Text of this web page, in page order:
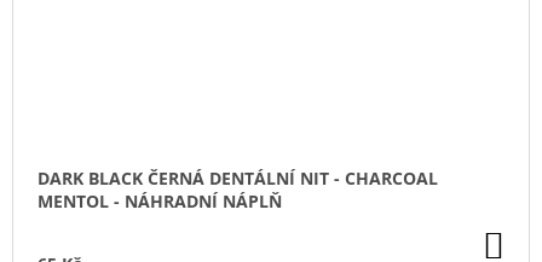
DARK BLACK ČERNÁ DENTÁLNÍ NIT - CHARCOAL
MENTOL - NÁHRADNÍ NÁPLŇ